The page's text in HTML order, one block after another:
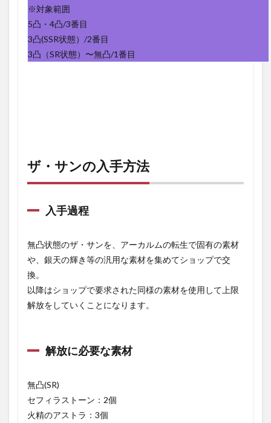
※対象範囲
5凸・4凸/3番目
3凸(SSR状態）/2番目
3凸（SR状態）〜無凸/1番目
ザ・サンの入手方法
入手過程
無凸状態のザ・サンを、アーカルムの転生で固有の素材
や、銀天の輝き等の汎用な素材を集めてショップで交
換。
以降はショップで要求された同様の素材を使用して上限
解放をしていくことになります。
解放に必要な素材
無凸(SR)
セフィラストーン：2個
火精のアストラ：3個